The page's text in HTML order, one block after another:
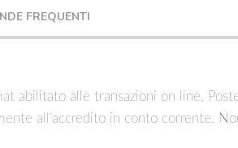
FREQUENTI
abilitato alle transazioni on line,
all’accredito in conto corrente.